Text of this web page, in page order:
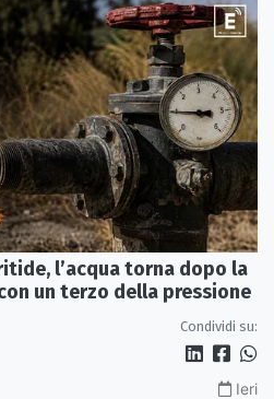
l’acqua torna dopo la
un terzo della pressione
Condividi su:
Ieri